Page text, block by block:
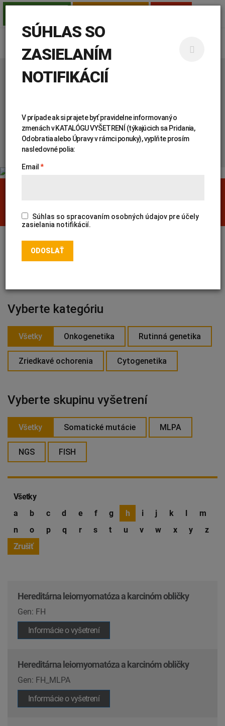
Výsledky vyšetrení Kortizol Odberová príručka
Human papillomavirus (HPV)
Úvod Genetika Katalóg vyšetrení
KATALÓG
VYŠETRENÍ
Vyberte kategóriu
Všetky Onkogenetika Rutinná genetika
Zriedkavé ochorenia Cytogenetika
Vyberte skupinu vyšetrení
Všetky Somatické mutácie MLPA
NGS FISH
Všetky
a
b c d e f g h i j k l
m
n
o p q r s t u v w x y
z
Zrušiť
Hereditárna leiomyomatóza a karcinóm obličky
Gen: FH
Informácie o vyšetrení
Hereditárna leiomyomatóza a karcinóm obličky
Gen: FH_MLPA
Informácie o vyšetrení
SÚHLAS SO
ZASIELANÍM
NOTIFIKÁCIÍ
V prípade ak si prajete byť pravidelne informovaný o
zmenách v KATALÓGU VYŠETRENÍ (týkajúcich sa Pridania,
Odobratia alebo Úpravy v rámci ponuky), vyplňte prosím
nasledovné polia:
Email
Súhlas so spracovaním osobných údajov pre účely
zasielania notifikácií.